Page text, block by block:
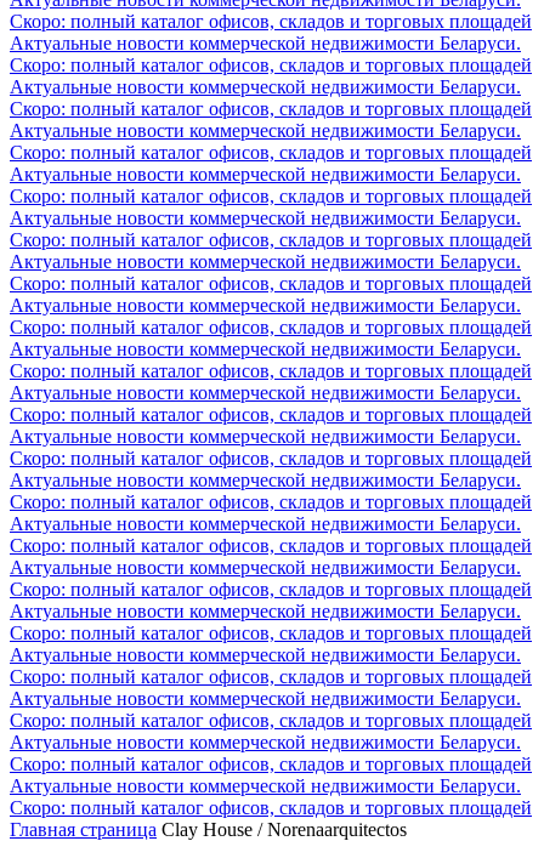
Скоро: полный каталог офисов, складов и торговых площадей
Актуальные новости коммерческой недвижимости Беларуси.
Скоро: полный каталог офисов, складов и торговых площадей
Актуальные новости коммерческой недвижимости Беларуси.
Скоро: полный каталог офисов, складов и торговых площадей
Актуальные новости коммерческой недвижимости Беларуси.
Скоро: полный каталог офисов, складов и торговых площадей
Актуальные новости коммерческой недвижимости Беларуси.
Скоро: полный каталог офисов, складов и торговых площадей
Актуальные новости коммерческой недвижимости Беларуси.
Скоро: полный каталог офисов, складов и торговых площадей
Актуальные новости коммерческой недвижимости Беларуси.
Скоро: полный каталог офисов, складов и торговых площадей
Актуальные новости коммерческой недвижимости Беларуси.
Скоро: полный каталог офисов, складов и торговых площадей
Актуальные новости коммерческой недвижимости Беларуси.
Скоро: полный каталог офисов, складов и торговых площадей
Актуальные новости коммерческой недвижимости Беларуси.
Скоро: полный каталог офисов, складов и торговых площадей
Актуальные новости коммерческой недвижимости Беларуси.
Скоро: полный каталог офисов, складов и торговых площадей
Актуальные новости коммерческой недвижимости Беларуси.
Скоро: полный каталог офисов, складов и торговых площадей
Актуальные новости коммерческой недвижимости Беларуси.
Скоро: полный каталог офисов, складов и торговых площадей
Актуальные новости коммерческой недвижимости Беларуси.
Скоро: полный каталог офисов, складов и торговых площадей
Актуальные новости коммерческой недвижимости Беларуси.
Скоро: полный каталог офисов, складов и торговых площадей
Актуальные новости коммерческой недвижимости Беларуси.
Скоро: полный каталог офисов, складов и торговых площадей
Актуальные новости коммерческой недвижимости Беларуси.
Скоро: полный каталог офисов, складов и торговых площадей
Актуальные новости коммерческой недвижимости Беларуси.
Скоро: полный каталог офисов, складов и торговых площадей
Актуальные новости коммерческой недвижимости Беларуси.
Скоро: полный каталог офисов, складов и торговых площадей
Главная страница Clay House / Norenaarquitectos